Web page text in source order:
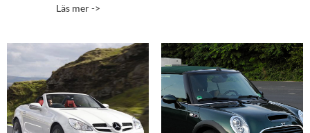
av 5
Läs mer ->